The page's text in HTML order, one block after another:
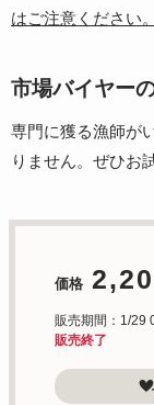
はご注意ください。
市場バイヤー
専門に獲る漁師が
りません。ぜひお
価格
販売期間：1/29
販売終了